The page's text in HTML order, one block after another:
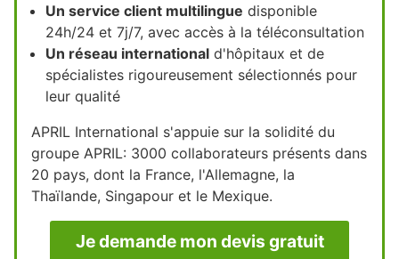
Un service client multilingue disponible
24h/24 et 7j/7, avec accès à la téléconsultation
Un réseau international d'hôpitaux et de
spécialistes rigoureusement sélectionnés pour
leur qualité
APRIL International s'appuie sur la solidité du
groupe APRIL: 3000 collaborateurs présents dans
20 pays, dont la France, l'Allemagne, la
Thaïlande, Singapour et le Mexique.
Je demande mon devis gratuit